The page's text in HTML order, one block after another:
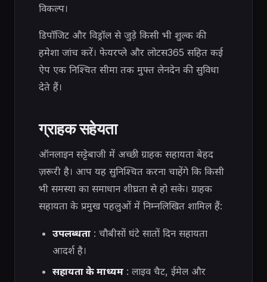
विकल्प।
डिपॉजिट और विड्रॉल से जुड़े किसी भी शुल्क की
हमेशा जांच करें। फेयरप्ले और लोटस365 सहित कई
ऐप एक निश्चित सीमा तक मुफ्त लेनदेन की सुविधा
देते हैं।
ग्राहक सहेयता
ऑनलाइन सट्टेबाजी में अच्छी ग्राहक सहायता बेहद
ज़रूरी है। आप यह सुनिश्चित करना चाहेंगे कि किसी
भी समस्या का समाधान शीघ्रता से हो सके। ग्राहक
सहायता के प्रमुख पहलुओं में निम्नलिखित शामिल हैं:
उपलब्धता: चौबीसों घंटे सातों दिन सहायता
आदर्श है।
सहायता के माध्यम: लाइव चैट, ईमेल और